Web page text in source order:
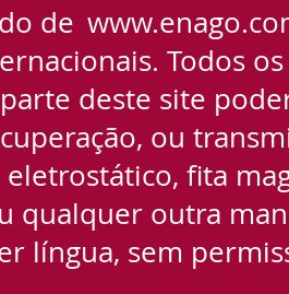
de
Todos
deste site
ou
fita
qualquer outra
língua, sem